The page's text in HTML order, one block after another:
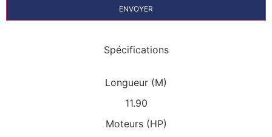
Spécifications
Longueur (M)
11.90
Moteurs (HP)